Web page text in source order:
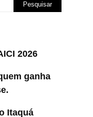
2026
ganha
Itaquá